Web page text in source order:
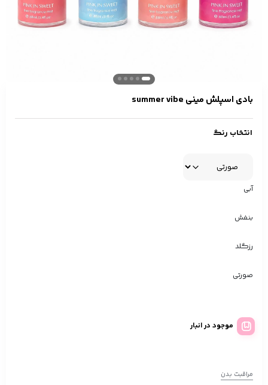
بادی اسپلش مینی summer vibe
انتخاب رنگ
آبی
بنفش
رزگلد
صورتی
موجود در انبار
مراقبت بدن